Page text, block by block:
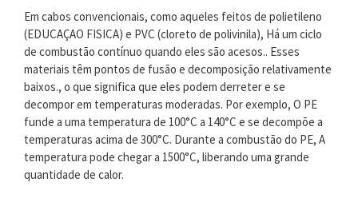
Em cabos convencionais, como aqueles feitos de polietileno
(EDUCAÇAO FISICA) e PVC (cloreto de polivinila), Há um ciclo
de combustão contínuo quando eles são acesos.. Esses
materiais têm pontos de fusão e decomposição relativamente
baixos., o que significa que eles podem derreter e se
decompor em temperaturas moderadas. Por exemplo, O PE
funde a uma temperatura de 100°C a 140°C e se decompõe a
temperaturas acima de 300°C. Durante a combustão do PE, A
temperatura pode chegar a 1500°C, liberando uma grande
quantidade de calor.